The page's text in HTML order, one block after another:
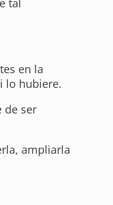
tal
en la
lo hubiere.
de ser
ampliarla